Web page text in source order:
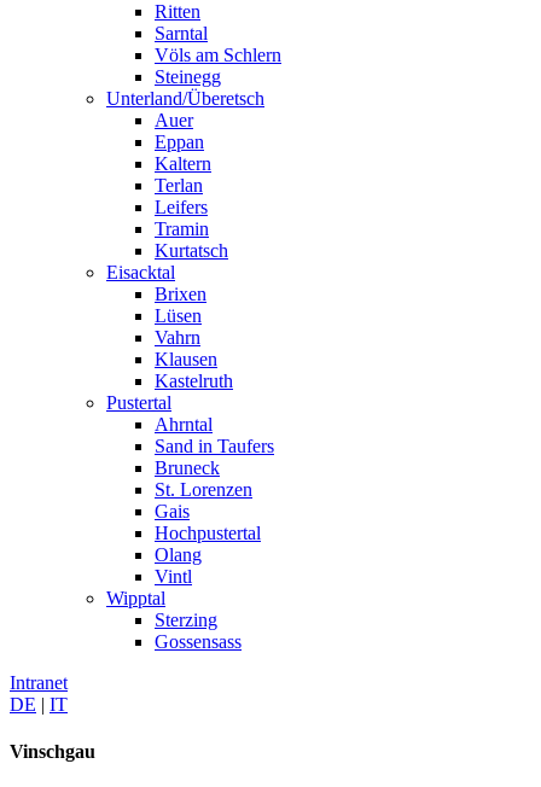
Ritten
Sarntal
Völs am Schlern
Steinegg
Unterland/Überetsch
Auer
Eppan
Kaltern
Terlan
Leifers
Tramin
Kurtatsch
Eisacktal
Brixen
Lüsen
Vahrn
Klausen
Kastelruth
Pustertal
Ahrntal
Sand in Taufers
Bruneck
St. Lorenzen
Gais
Hochpustertal
Olang
Vintl
Wipptal
Sterzing
Gossensass
Intranet
DE | IT
Vinschgau